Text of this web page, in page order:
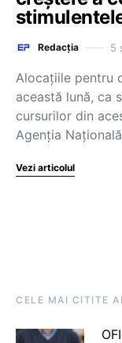
Redacția 5
Alocațiile pentru
această lună, ca
cursurilor din
Agenția
Vezi articolul
CELE MAI CITITE